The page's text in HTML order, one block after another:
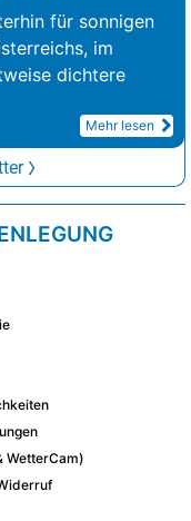
für sonnigen
im
dichtere
Mehr lesen
WetterCam)